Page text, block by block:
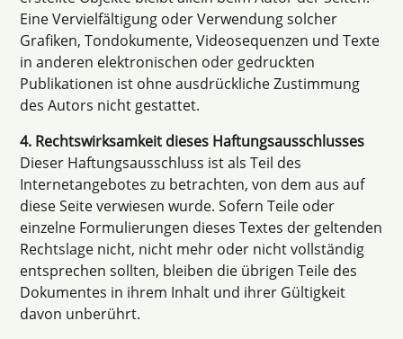
Eine Vervielfältigung oder Verwendung solcher
Grafiken, Tondokumente, Videosequenzen und Texte
in anderen elektronischen oder gedruckten
Publikationen ist ohne ausdrückliche Zustimmung
des Autors nicht gestattet.
4. Rechtswirksamkeit dieses Haftungsausschlusses
Dieser Haftungsausschluss ist als Teil des
Internetangebotes zu betrachten, von dem aus auf
diese Seite verwiesen wurde. Sofern Teile oder
einzelne Formulierungen dieses Textes der geltenden
Rechtslage nicht, nicht mehr oder nicht vollständig
entsprechen sollten, bleiben die übrigen Teile des
Dokumentes in ihrem Inhalt und ihrer Gültigkeit
davon unberührt.